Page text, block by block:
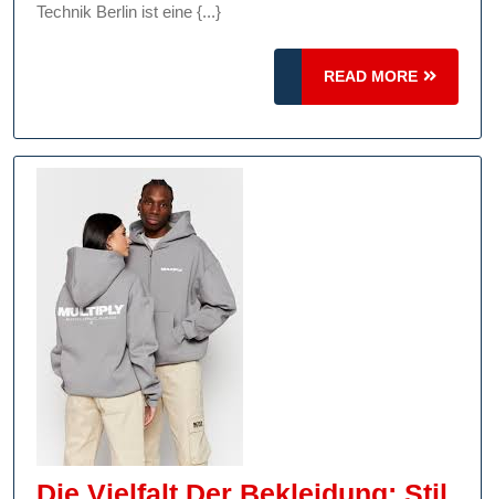
Technik Berlin ist eine {...}
READ MORE
READ
MORE